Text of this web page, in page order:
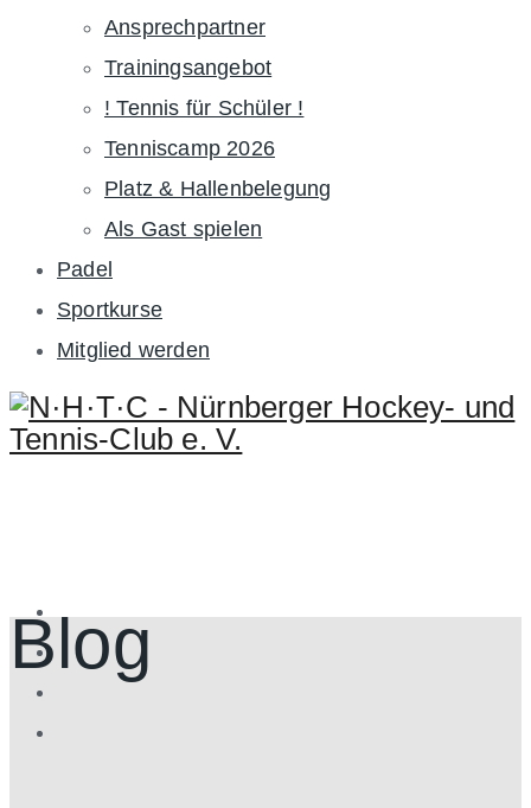
Ansprechpartner
Trainingsangebot
! Tennis für Schüler !
Tenniscamp 2026
Platz & Hallenbelegung
Als Gast spielen
Padel
Sportkurse
Mitglied werden
Blog